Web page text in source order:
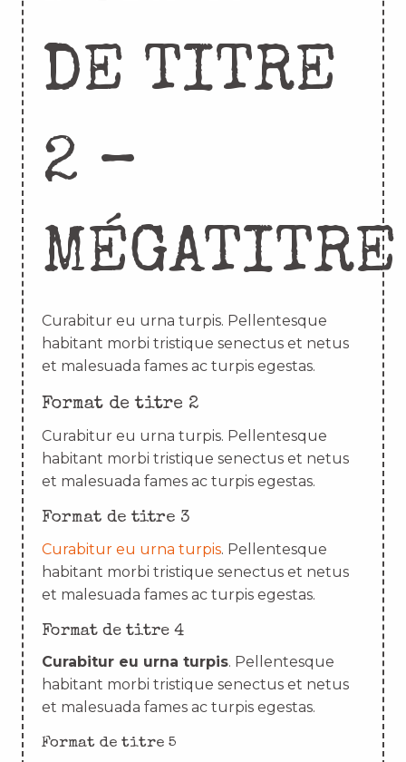
DE TITRE
2 –
MÉGATITRE
Curabitur eu urna turpis. Pellentesque
habitant morbi tristique senectus et netus
et malesuada fames ac turpis egestas.
Format de titre 2
Curabitur eu urna turpis. Pellentesque
habitant morbi tristique senectus et netus
et malesuada fames ac turpis egestas.
Format de titre 3
Curabitur eu urna turpis. Pellentesque
habitant morbi tristique senectus et netus
et malesuada fames ac turpis egestas.
Format de titre 4
Curabitur eu urna turpis. Pellentesque
habitant morbi tristique senectus et netus
et malesuada fames ac turpis egestas.
Format de titre 5